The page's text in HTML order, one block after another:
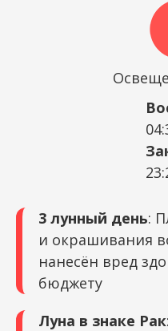
3 лунный день:
и окрашивания
нанесён вред
бюджету
Луна в знаке Рак